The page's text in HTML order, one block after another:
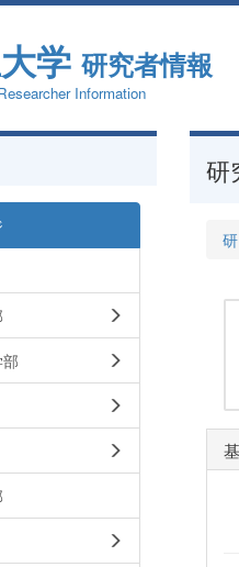
学 研究者情報
Information
研